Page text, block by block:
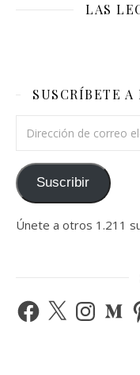
LAS
SUSCRÍBETE
Suscribir
Únete a otros 1.211
Facebook
X Instagram